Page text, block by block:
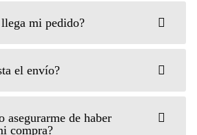
mi pedido?
el envío?
asegurarme de haber
compra?